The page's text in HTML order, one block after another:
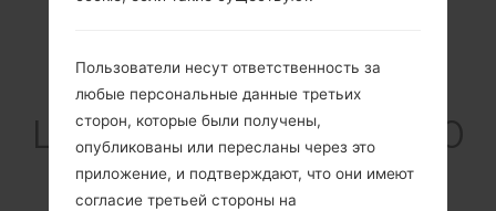
Спецификация
LGQ720QM5(LMQ720
QM5) akaLG Stylo 5
Пользователи несут ответственность за
любые персональные данные третьих
сторон, которые были получены,
опубликованы или пересланы через это
приложение, и подтверждают, что они имеют
согласие третьей стороны на